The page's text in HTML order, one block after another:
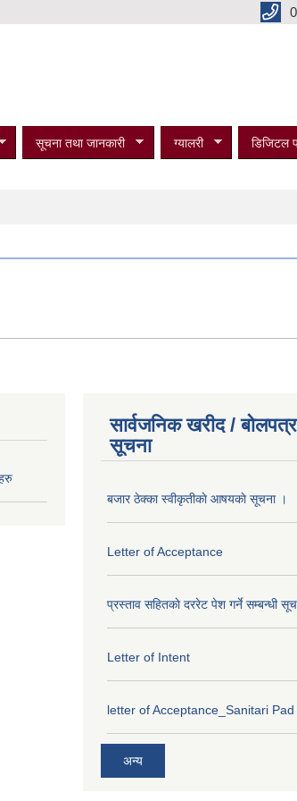
सूचना तथा जानकारी ग्यालरी डिजिटल
सार्वजनिक खरीद / बोलपत्र
सूचना
बजार ठेक्का स्वीकृतीकाे आषयकाे सूचना ।
Letter of Acceptance
प्रस्ताव सहितकाे दररेट पेश गर्ने सम्बन्धी
Letter of Intent
letter of Acceptance_Sanitari Pad
अन्य